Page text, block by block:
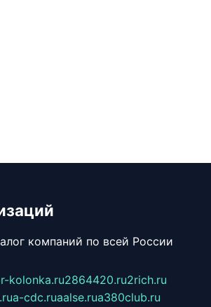
компаний по всей России
kolonka.ru2864420.ru2rich.ru
a-cdc.ruaalse.rua380club.ru